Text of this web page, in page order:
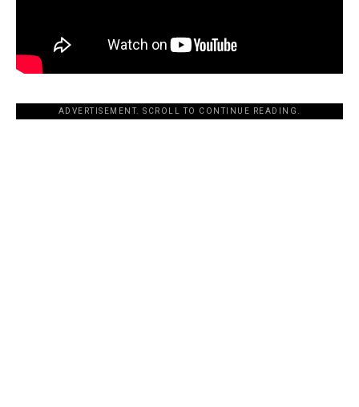
ADVERTISEMENT. SCROLL TO CONTINUE READING.